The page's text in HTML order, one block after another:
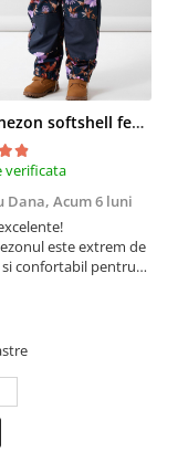
Combinezon softshell fete - Name It Autumn Flower
verificata
Dana, Acum 6 luni
este extrem de
confortabil pentru
foarte voluminos,